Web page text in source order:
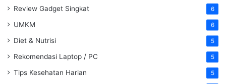
Review Gadget Singkat 6
UMKM 6
Diet & Nutrisi 5
Rekomendasi Laptop / PC 5
Tips Kesehatan Harian 5